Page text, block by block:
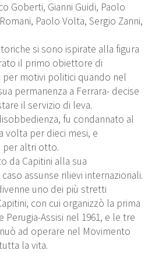
Goberti, Gianni Guidi, Paolo
Paolo Volta, Sergio Zanni,
si sono ispirate alla figura
il primo obiettore di
per motivi politici quando nel
permanenza a Ferrara- decise
il servizio di leva.
fu condannato al
volta per dieci mesi, e
per altri otto.
da Capitini alla sua
assunse rilievi internazionali.
uno dei più stretti
con cui organizzò la prima
Perugia-Assisi nel 1961, e le tre
ad operare nel Movimento
la vita.